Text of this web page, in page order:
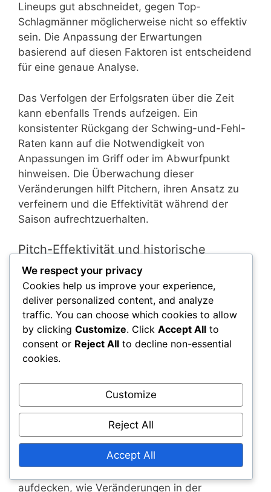
Lineups gut abschneidet, gegen Top-
Schlagmänner möglicherweise nicht so effektiv
sein. Die Anpassung der Erwartungen
basierend auf diesen Faktoren ist entscheidend
für eine genaue Analyse.
Das Verfolgen der Erfolgsraten über die Zeit
kann ebenfalls Trends aufzeigen. Ein
konsistenter Rückgang der Schwing-und-Fehl-
Raten kann auf die Notwendigkeit von
Anpassungen im Griff oder im Abwurfpunkt
hinweisen. Die Überwachung dieser
Veränderungen hilft Pitchern, ihren Ansatz zu
verfeinern und die Effektivität während der
Saison aufrechtzuerhalten.
Pitch-Effektivität und historische
Leistungstrends
Das Verständnis der Pitch-Effektivität und
historischer Leistungstrends ist entscheidend
für die Analyse von Changeups. Die Effektivität
eines Pitches kann bewertet werden, indem
untersucht wird, wie oft ein Changeup zu Outs
führt im Vergleich zu anderen Pitches.
Historische Leistungstrends können Kontext
bieten und zeigen, wie sich der Changeup eines
Pitchers im Laufe der Zeit entwickelt hat und
wie er im Vergleich zu den
Ligadurchschnittswerten abschneidet.
aufdecken, wie Veränderungen in der
We respect your privacy
Cookies help us improve your experience,
deliver personalized content, and analyze
traffic. You can choose which cookies to allow
by clicking Customize. Click Accept All to
consent or Reject All to decline non-essential
cookies.
Customize
Reject All
Accept All